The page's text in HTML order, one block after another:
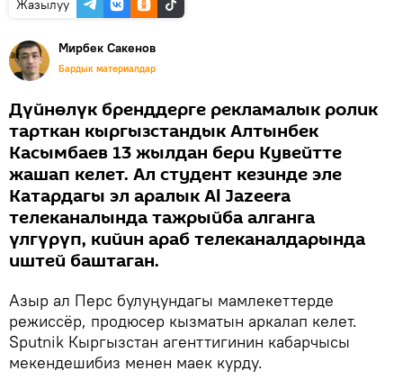
Жазылуу
Мирбек Сакенов
Бардык материалдар
Дүйнөлүк бренддерге рекламалык ролик
тарткан кыргызстандык Алтынбек
Касымбаев 13 жылдан бери Кувейтте
жашап келет. Ал студент кезинде эле
Катардагы эл аралык Al Jazeera
телеканалында тажрыйба алганга
үлгүрүп, кийин араб телеканалдарында
иштей баштаган.
Азыр ал Перс булуңундагы мамлекеттерде
режиссёр, продюсер кызматын аркалап келет.
Sputnik Кыргызстан агенттигинин кабарчысы
мекендешибиз менен маек курду.